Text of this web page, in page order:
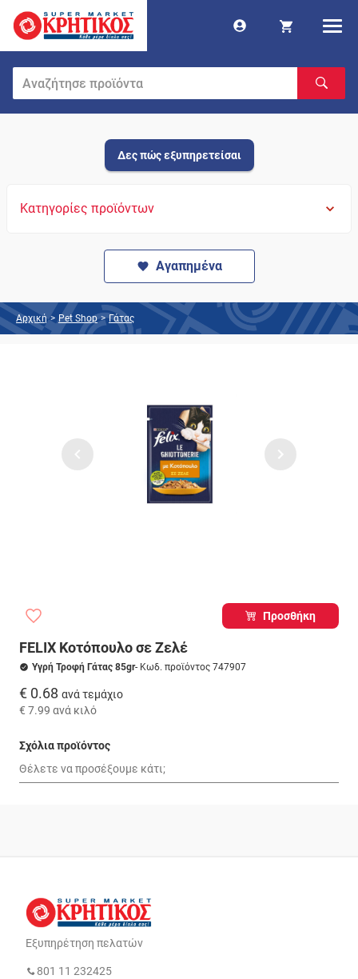
Δες πώς εξυπηρετείσαι
Κατηγορίες προϊόντων
Αγαπημένα
Αρχική > Pet Shop > Γάτας
Προσθήκη
FELIX Κοτόπουλο σε Ζελέ
Υγρή Τροφή Γάτας 85gr- Κωδ. προϊόντος 747907
€ 0.68 ανά τεμάχιο
€ 7.99 ανά κιλό
Σχόλια προϊόντος
Εξυπηρέτηση πελατών
801 11 232425